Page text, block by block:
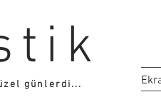
günlerdi...